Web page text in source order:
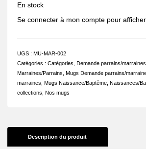
En stock
Se connecter à mon compte pour
UGS : MU-MAR-002
Catégories : Catégories Demande parrains/marraines
Marraines/Parrains Mugs Demande parrains/
marraines Mugs Naissance/Baptême Naissances/
collections Nos mugs
Description du produit